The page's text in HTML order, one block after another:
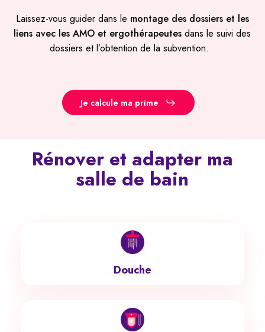
Laissez-vous guider dans le montage des dossiers et les
liens avec les AMO et ergothérapeutes dans le suivi des
dossiers et l’obtention de la subvention.
Je calcule ma prime
Rénover et adapter ma
salle de bain
Douche